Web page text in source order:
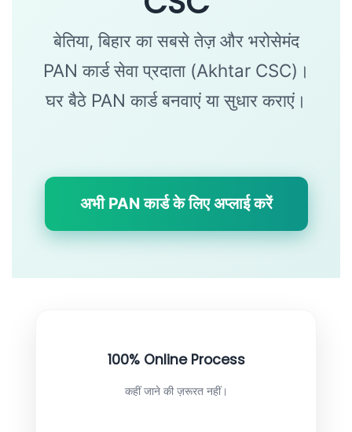
n
बेतिया, बिहार का सबसे तेज़ और भरोसेमंद
PAN कार्ड सेवा प्रदाता (Akhtar CSC)।
घर बैठे PAN कार्ड बनवाएं या सुधार कराएं।
अभी PAN कार्ड के लिए अप्लाई करें
100% Online Process
कहीं जाने की ज़रूरत नहीं।